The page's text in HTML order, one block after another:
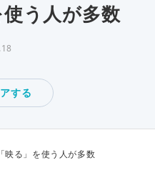
う人が多数
する
映る」を使う人が多数